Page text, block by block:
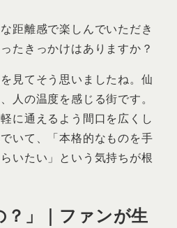
距離感で楽しんでいただき
たきっかけはありますか？
見てそう思いましたね。仙
人の温度を感じる街です。
に通えるよう間口を広くし
いて、「本格的なものを手
いたい」という気持ちが根
？」｜ファンが生